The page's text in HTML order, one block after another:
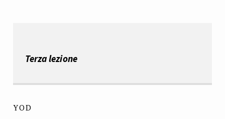
Terza lezione
YOD